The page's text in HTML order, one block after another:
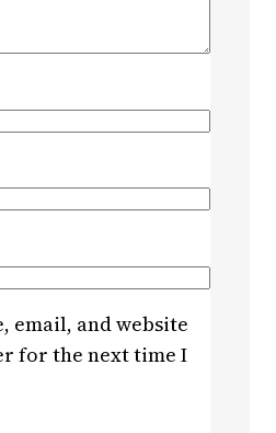
email, and website
for the next time I